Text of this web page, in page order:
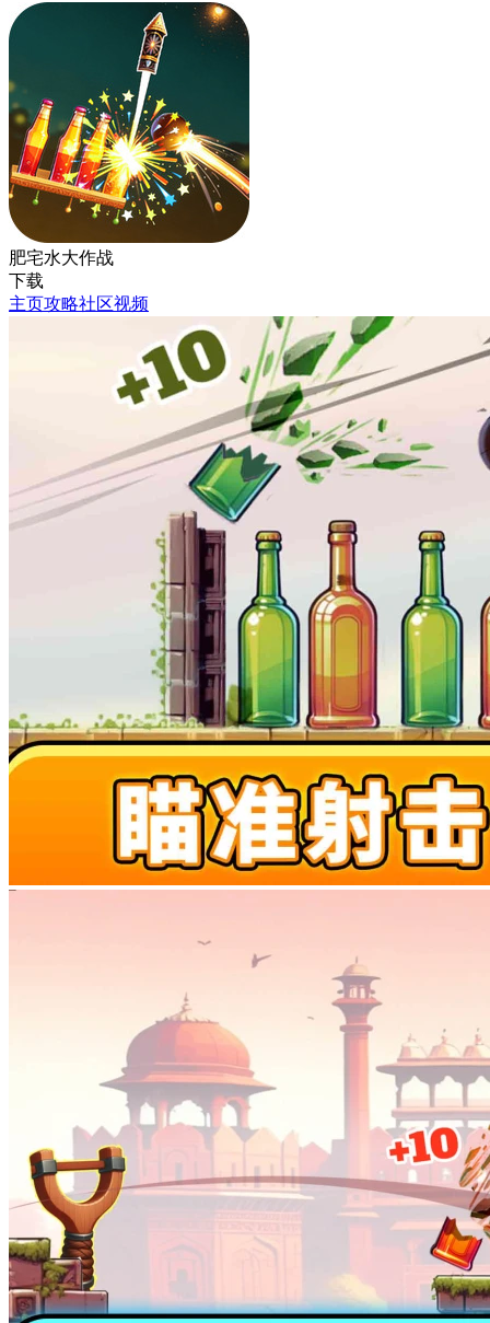
肥宅水大作战
下载
主页攻略社区视频